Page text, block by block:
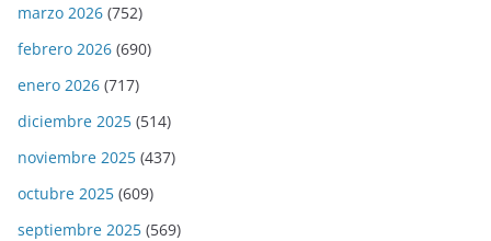
marzo 2026 (752)
febrero 2026 (690)
enero 2026 (717)
diciembre 2025 (514)
noviembre 2025 (437)
octubre 2025 (609)
septiembre 2025 (569)